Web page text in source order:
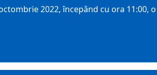
2022, începând cu ora 11:00,